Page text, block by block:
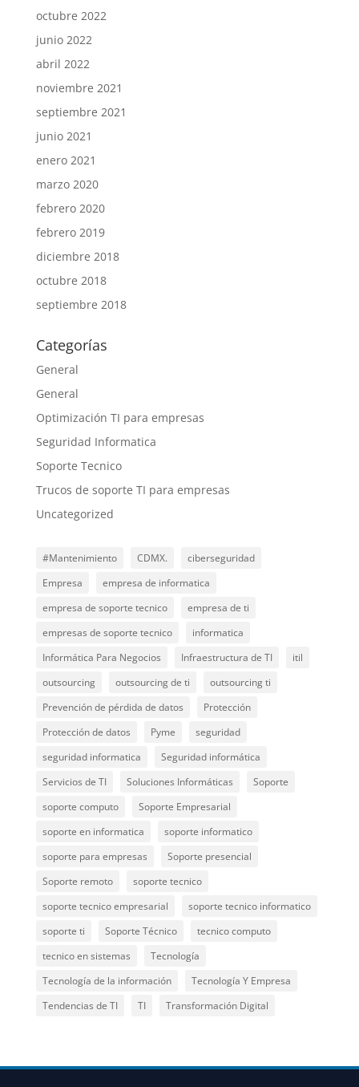
octubre 2022
junio 2022
abril 2022
noviembre 2021
septiembre 2021
junio 2021
enero 2021
marzo 2020
febrero 2020
febrero 2019
diciembre 2018
octubre 2018
septiembre 2018
Categorías
General
General
Optimización TI para empresas
Seguridad Informatica
Soporte Tecnico
Trucos de soporte TI para empresas
Uncategorized
#Mantenimiento CDMX.
ciberseguridad
Empresa
empresa de informatica
empresa de soporte tecnico
empresa de ti
empresas de soporte tecnico
informatica
Informática Para Negocios
Infraestructura de TI
itil
outsourcing
outsourcing de ti
outsourcing ti
Prevención de pérdida de datos
Protección
Protección de datos
Pyme
seguridad
seguridad informatica
Seguridad informática
Servicios de TI
Soluciones Informáticas
Soporte
soporte computo
Soporte Empresarial
soporte en informatica
soporte informatico
soporte para empresas
Soporte presencial
Soporte remoto
soporte tecnico
soporte tecnico empresarial
soporte tecnico informatico
soporte ti
Soporte Técnico
tecnico computo
tecnico en sistemas
Tecnología
Tecnología de la información
Tecnología Y Empresa
Tendencias de TI
TI Transformación Digital